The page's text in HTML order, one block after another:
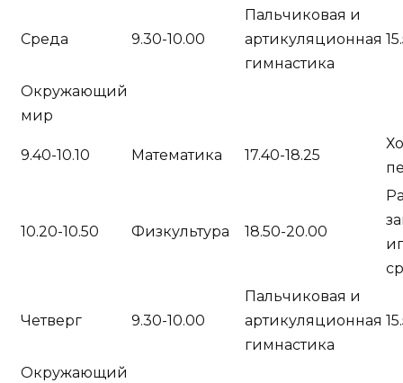
Среда 9.30-10.00
Пальчиковая и
артикуляционная
гимнастика
Окружающий
мир
9.40-10.10 Математика 17.40-18.25
10.20-10.50 Физкультура 18.50-20.00
Четверг 9.30-10.00
Пальчиковая и
артикуляционная
гимнастика
Окружающий